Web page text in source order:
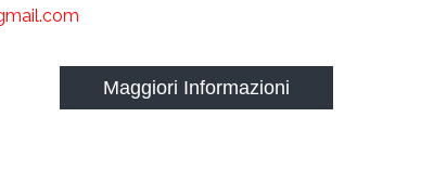
Maggiori Informazioni